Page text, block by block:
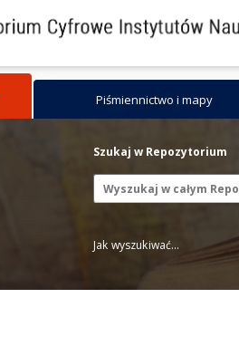
Piśmiennictwo i mapy
Szukaj w Repozytorium
Jak wyszukiwać...